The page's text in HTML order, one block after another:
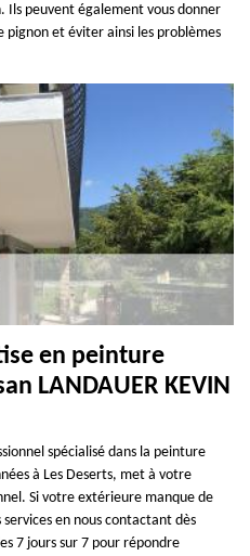
Ils peuvent également vous donner
et éviter ainsi les problèmes
en peinture
LANDAUER KEVIN
spécialisé dans la peinture
à Les Deserts, met à votre
Si votre extérieure manque de
en nous contactant dès
7 jours sur 7 pour répondre